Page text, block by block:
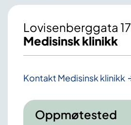
Lovisenberggata 17
Medisinsk klinikk
Kontakt Medisinsk klinikk
Oppmøtested